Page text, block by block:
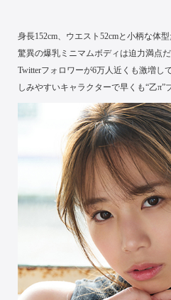
身長152cm、ウエスト52cmと小柄な体
驚異の爆乳ミニマムボディは迫力満点
Twitterフォロワーが6万人近くも激増し
しみやすいキャラクターで早くも“乙π”